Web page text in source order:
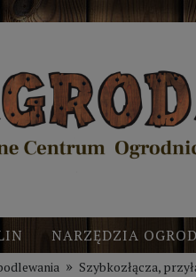
NARZĘDZIA
» Szybkozłącza,